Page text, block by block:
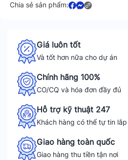
Chia sẻ sản phẩm:
Giá luôn tốt
Và tốt hơn nữa cho dự án
Chính hãng 100%
CO/CQ và hóa đơn đầy đủ
Hỗ trợ kỹ thuật 247
Khách hàng có thể tự tin
Giao hàng toàn quốc
Giao hàng thu tiền tận nơi